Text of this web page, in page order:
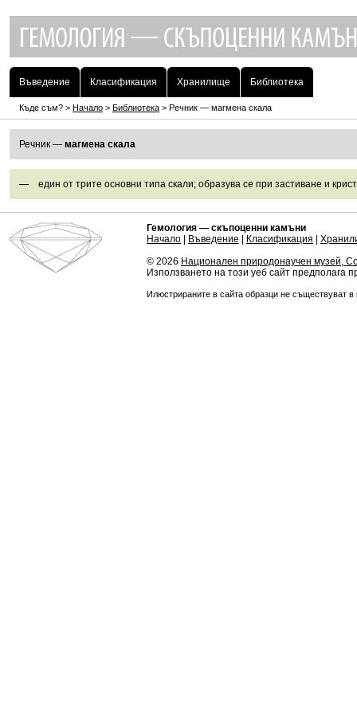
Въведение Класификация Хранилище Библиотека
Къде съм? > Начало > Библиотека > Речник — магмена скала
Речник — магмена скала
един от трите основни типа скали; образува се при застиване и
Гемология — скъпоценни камъни
Начало
Въведение Класификация
© 2026 Национален природонаучен музей,
Използването на този уеб сайт предполага
Илюстрираните в сайта образци не съществуват